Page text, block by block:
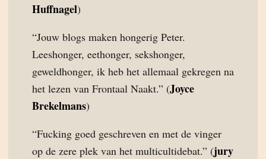
Huffnagel)
“Jouw blogs maken hongerig Peter.
Leeshonger, eethonger, sekshonger,
geweldhonger, ik heb het allemaal gekregen na
het lezen van Frontaal Naakt.” (Joyce
Brekelmans)
“Fucking goed geschreven en met de vinger
op de zere plek van het multicultidebat.” (jury